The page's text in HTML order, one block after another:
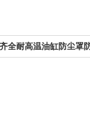
全耐高温油缸防尘罩